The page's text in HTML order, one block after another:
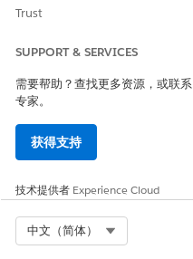
Trust
SUPPORT & SERVICES
需要帮助？查找更多资源，或联系
专家。
获得支持
技术提供者 Experience Cloud
中文（简体）